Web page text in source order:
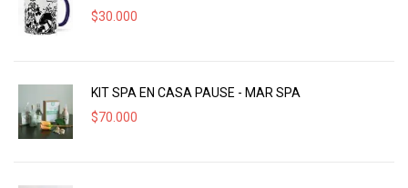
$30.000
KIT SPA EN CASA PAUSE - MAR SPA
$70.000